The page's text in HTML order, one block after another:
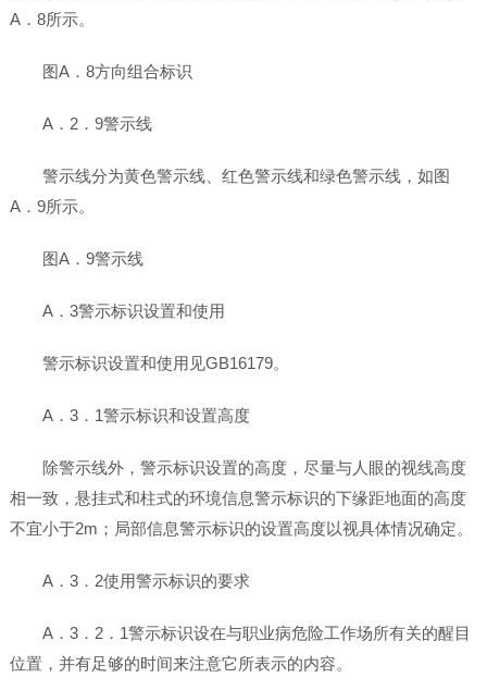
A．8所示。
图A．8方向组合标识
A．2．9警示线
警示线分为黄色警示线、红色警示线和绿色警示线，如图
A．9所示。
图A．9警示线
A．3警示标识设置和使用
警示标识设置和使用见GB16179。
A．3．1警示标识和设置高度
除警示线外，警示标识设置的高度，尽量与人眼的视线高度
相一致，悬挂式和柱式的环境信息警示标识的下缘距地面的高度
不宜小于2m；局部信息警示标识的设置高度以视具体情况确定。
A．3．2使用警示标识的要求
A．3．2．1警示标识设在与职业病危险工作场所有关的醒目
位置，并有足够的时间来注意它所表示的内容。